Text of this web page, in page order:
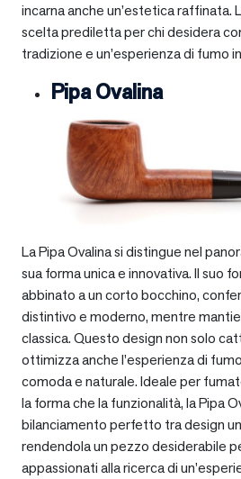
incarna anche un’estetica raffinata.
scelta prediletta per chi desidera
tradizione e un’esperienza di fumo
Pipa Ovalina
La Pipa Ovalina si distingue nel
sua forma unica e innovativa. Il suo
abbinato a un corto bocchino,
distintivo e moderno, mentre
classica. Questo design non solo
ottimizza anche l’esperienza di
comoda e naturale. Ideale per
la forma che la funzionalità, la Pipa
bilanciamento perfetto tra design
rendendola un pezzo desiderabile
appassionati alla ricerca di